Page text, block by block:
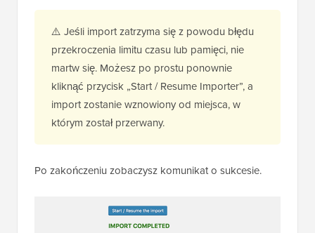
⚠️ Jeśli import zatrzyma się z powodu błędu
przekroczenia limitu czasu lub pamięci, nie
martw się. Możesz po prostu ponownie
kliknąć przycisk „Start / Resume Importer”, a
import zostanie wznowiony od miejsca, w
którym został przerwany.
Po zakończeniu zobaczysz komunikat o sukcesie.